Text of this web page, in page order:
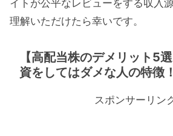
イトが公平なレビューをする収入
理解いただけたら幸いです。
【高配当株のデメリット5
資をしてはダメな人の特徴！
スポンサーリン